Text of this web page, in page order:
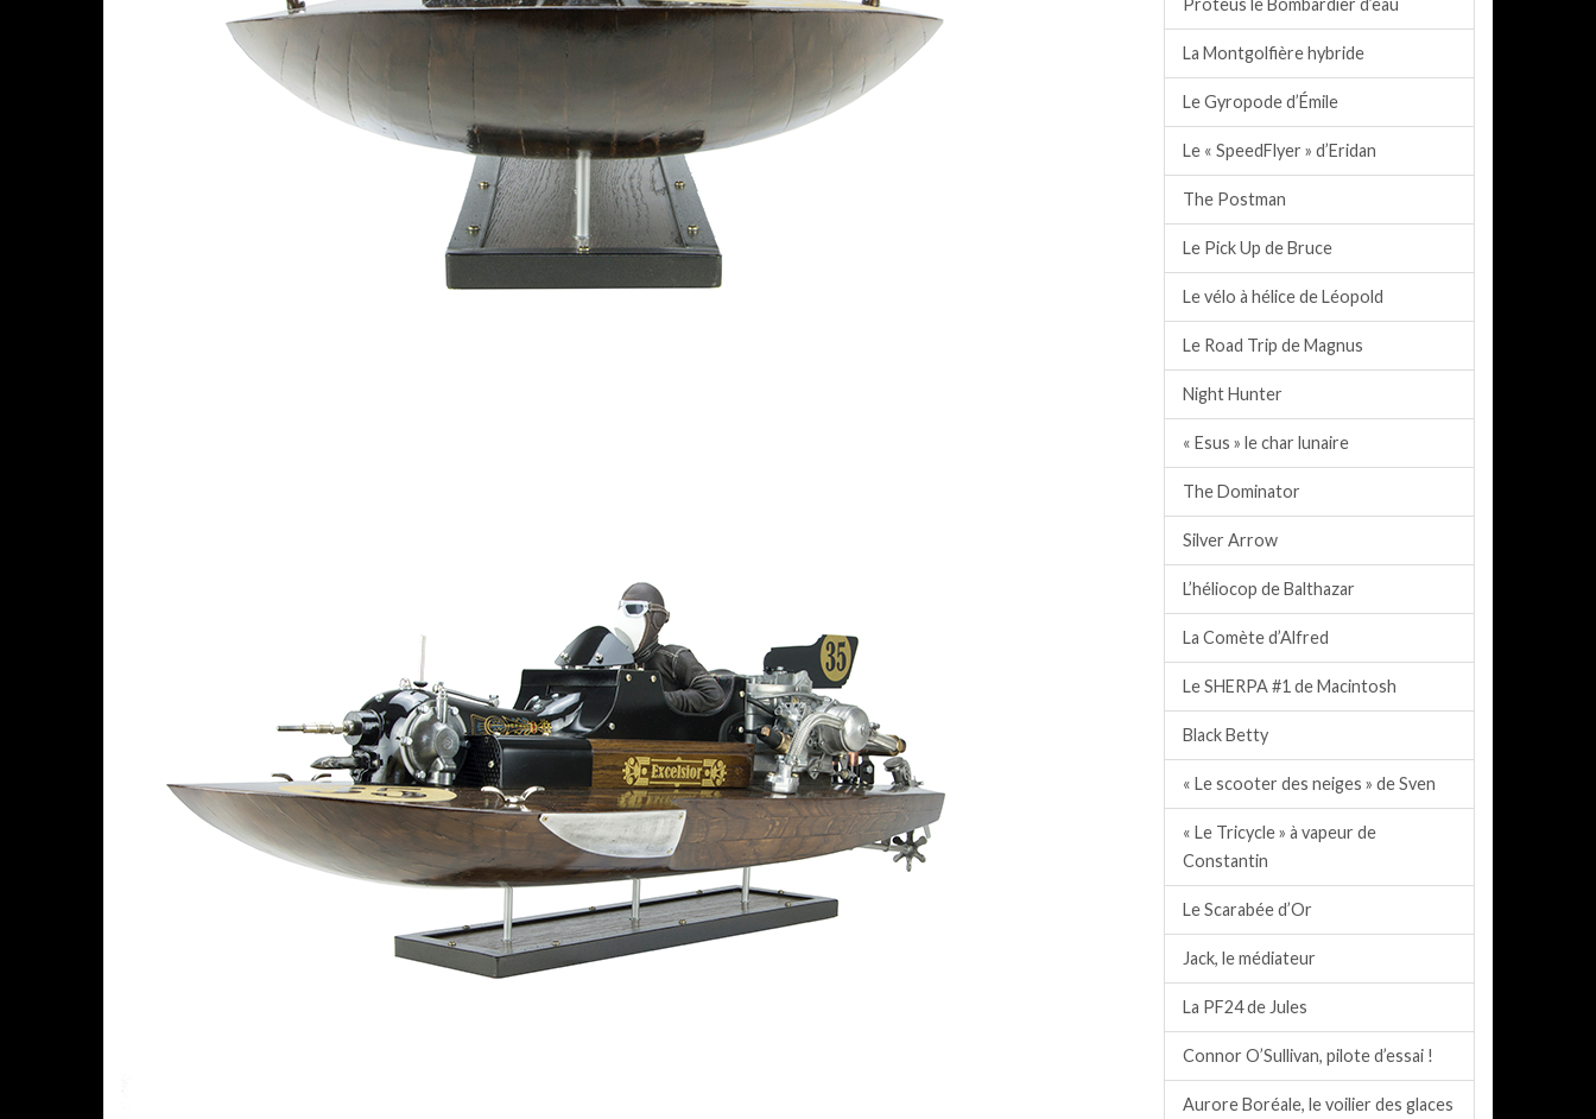
Proteus le Bombardier d’eau
La Montgolfière hybride
Le Gyropode d’Émile
Le « SpeedFlyer » d’Eridan
The Postman
Le Pick Up de Bruce
Le vélo à hélice de Léopold
Le Road Trip de Magnus
Night Hunter
« Esus » le char lunaire
The Dominator
Silver Arrow
L’héliocop de Balthazar
La Comète d’Alfred
Le SHERPA #1 de Macintosh
Black Betty
« Le scooter des neiges » de Sven
« Le Tricycle » à vapeur de
Constantin
Le Scarabée d’Or
Jack, le médiateur
La PF24 de Jules
Connor O’Sullivan, pilote d’essai !
Aurore Boréale, le voilier des glaces